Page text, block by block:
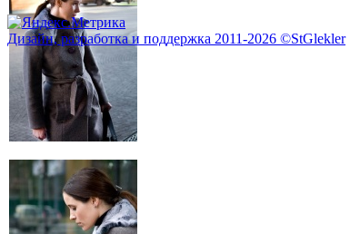
Дизайн, разработка и поддержка 2011-2026 ©StGlekler